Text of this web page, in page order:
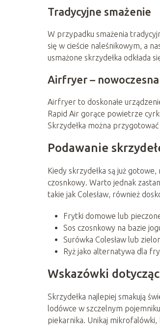
Tradycyjne smażenie
W przypadku smażenia
się w cieście naleśnikowym, a
usmażone skrzydełka odkłada
Airfryer –
Airfryer to doskonałe
Rapid Air gorące powietrze
Skrzydełka można
Podawanie
Kiedy skrzydełka są już
czosnkowy. Warto jednak
takie jak Colesław, również
Frytki domowe lub
Sos czosnkowy na bazie
Surówka Colesław lub
Ryż jako alternatywa dla
Wskazówki
Skrzydełka najlepiej smakują
lodówce w szczelnym
piekarnika. Unikaj